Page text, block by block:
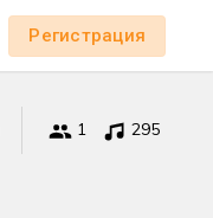
Регистрация
1 295